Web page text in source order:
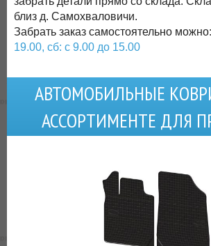
близ д. Самохваловичи.
Забрать заказ самостоятельно можно:
19.00, сб: с 9.00 до 15.00
АВТОМОБИЛЬНЫЕ
АССОРТИМЕНТЕ ДЛЯ